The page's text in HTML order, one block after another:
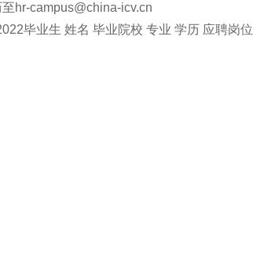
hr-campus@china-icv.cn
毕业生 姓名 毕业院校 专业 学历 应聘岗位